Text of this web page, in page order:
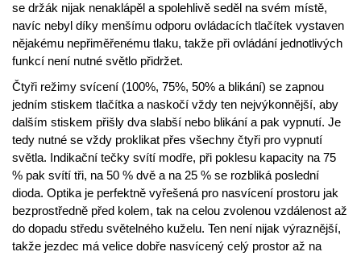
se držák nijak nenaklápěl a spolehlivě seděl na svém místě,
navíc nebyl díky menšímu odporu ovládacích tlačítek vystaven
nějakému nepřiměřenému tlaku, takže při ovládání jednotlivých
funkcí není nutné světlo přidržet.
Čtyři režimy svícení (100%, 75%, 50% a blikání) se zapnou
jedním stiskem tlačítka a naskočí vždy ten nejvýkonnější, aby
dalším stiskem přišly dva slabší nebo blikání a pak vypnutí. Je
tedy nutné se vždy proklikat přes všechny čtyři pro vypnutí
světla. Indikační tečky svítí modře, při poklesu kapacity na 75
% pak svítí tři, na 50 % dvě a na 25 % se rozbliká poslední
dioda. Optika je perfektně vyřešená pro nasvícení prostoru jak
bezprostředně před kolem, tak na celou zvolenou vzdálenost až
do dopadu středu světelného kuželu. Ten není nijak výraznější,
takže jezdec má velice dobře nasvícený celý prostor až na